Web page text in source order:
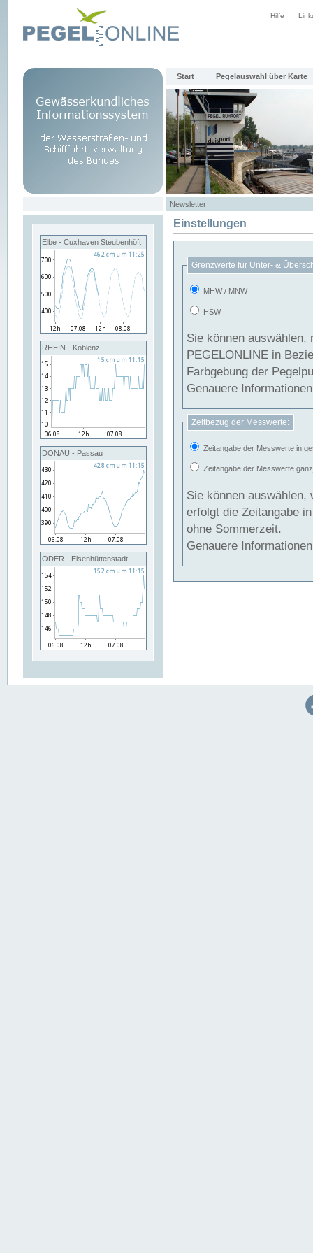
Hilfe
Start Pegelauswahl über Karte
Newsletter
Elbe - Cuxhaven Steubenhöft
RHEIN - Koblenz
DONAU - Passau
ODER - Eisenhüttenstadt
Einstellungen
Grenzwerte für Unter- &
MHW / MNW
HSW
Sie können
PEGELONLINE in Beziehung
Farbgebung der
Genauere
Zeitbezug der Messwerte:
Zeitangabe der Messwerte in
Zeitangabe der Messwerte
Sie können auswählen,
erfolgt die Zeitangabe
ohne Sommerzeit.
Genauere